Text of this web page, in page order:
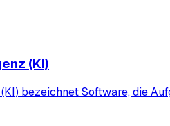
(KI)
bezeichnet Software, die